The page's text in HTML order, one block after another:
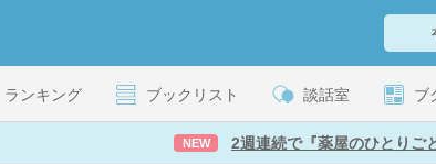
ランキング ブックリスト 談話室 ブ
NEW 2週連続で『薬屋のひとりご